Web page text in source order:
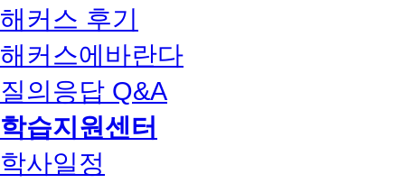
해커스 후기
해커스에바란다
질의응답 Q&A
학습지원센터
학사일정